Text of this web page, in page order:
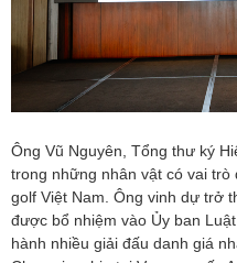
Ông Vũ Nguyên, Tổng thư ký
trong những nhân vật có vai
golf Việt Nam. Ông vinh dự trở
được bổ nhiệm vào Ủy ban
hành nhiều giải đấu danh giá